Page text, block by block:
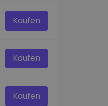
Kaufen
Kaufen
Kaufen